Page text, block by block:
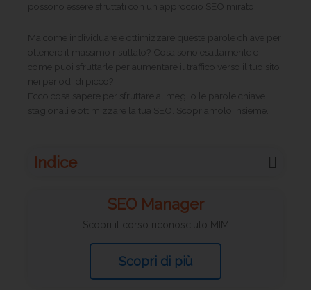
possono essere sfruttati con un approccio SEO mirato.
Ma come individuare e ottimizzare queste parole chiave per
ottenere il massimo risultato? Cosa sono esattamente e
come puoi sfruttarle per aumentare il traffico verso il tuo sito
nei periodi di picco?
Ecco cosa sapere per sfruttare al meglio le parole chiave
stagionali e ottimizzare la tua SEO. Scopriamolo insieme.
Indice
SEO Manager
Scopri il corso riconosciuto MIM
Scopri di più